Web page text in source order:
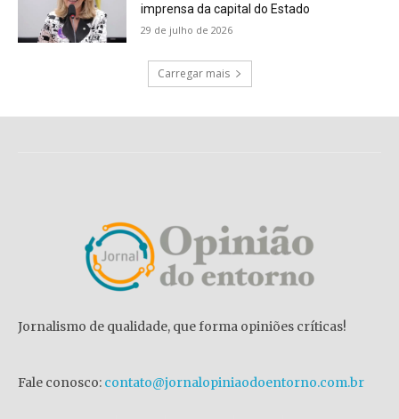
imprensa da capital do Estado
29 de julho de 2026
Carregar mais
Jornalismo de qualidade, que forma opiniões críticas!
Fale conosco: contato@jornalopiniaodoentorno.com.br